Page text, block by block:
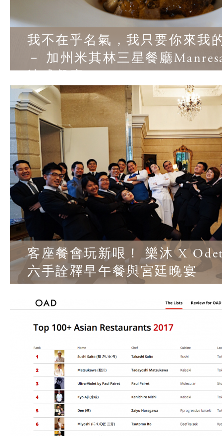
我不在乎名氣，我只要你來我
－ 加州米其林三星餐廳
客座餐會玩新哏！ 樂沐 X
六手詮釋早午餐與宮廷晚宴